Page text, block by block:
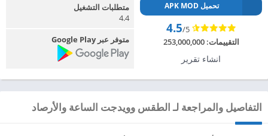
تحميل APK MOD
4.5/5
التقييمات:253,000,000
انشاء تقرير
متطلبات التشغيل
4.4
متوفر عبر Google Play
التفاصيل والمراجعة لـ الطقس وويدجت الساعة والأرصاد